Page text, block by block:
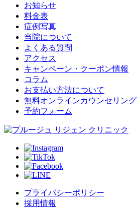
お知らせ
料金表
症例写真
当院について
よくある質問
アクセス
キャンペーン・クーポン情報
コラム
お支払い方法について
無料オンラインカウンセリング
予約フォーム
プライバシーポリシー
採用情報